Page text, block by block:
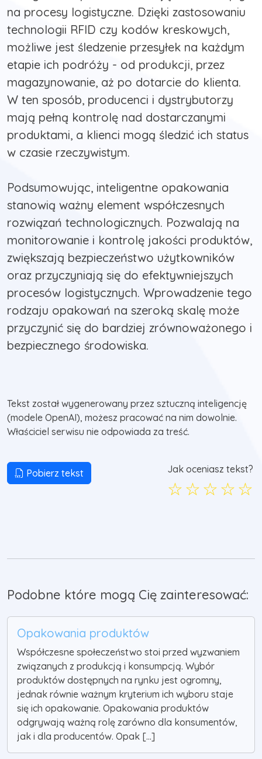
na procesy logistyczne. Dzięki zastosowaniu
technologii RFID czy kodów kreskowych,
możliwe jest śledzenie przesyłek na każdym
etapie ich podróży - od produkcji, przez
magazynowanie, aż po dotarcie do klienta.
W ten sposób, producenci i dystrybutorzy
mają pełną kontrolę nad dostarczanymi
produktami, a klienci mogą śledzić ich status
w czasie rzeczywistym.
Podsumowując, inteligentne opakowania
stanowią ważny element współczesnych
rozwiązań technologicznych. Pozwalają na
monitorowanie i kontrolę jakości produktów,
zwiększają bezpieczeństwo użytkowników
oraz przyczyniają się do efektywniejszych
procesów logistycznych. Wprowadzenie tego
rodzaju opakowań na szeroką skalę może
przyczynić się do bardziej zrównoważonego i
bezpiecznego środowiska.
Tekst został wygenerowany przez sztuczną inteligencję
(modele OpenAI), możesz pracować na nim dowolnie.
Właściciel serwisu nie odpowiada za treść.
Pobierz tekst Jak oceniasz tekst?
☆
☆
☆
☆
☆
Podobne które mogą Cię zainteresować:
Opakowania produktów
Współczesne społeczeństwo stoi przed wyzwaniem
związanych z produkcją i konsumpcją. Wybór
produktów dostępnych na rynku jest ogromny,
jednak równie ważnym kryterium ich wyboru staje
się ich opakowanie. Opakowania produktów
odgrywają ważną rolę zarówno dla konsumentów,
jak i dla producentów. Opak [...]